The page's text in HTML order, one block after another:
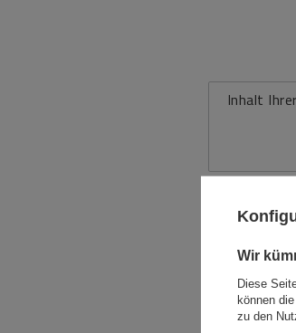
Inhalt
Ihr
Ihr
Wir
Diese
können
zu den